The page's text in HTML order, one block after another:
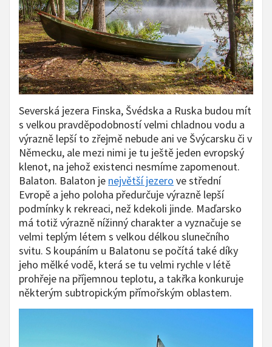
Severská jezera Finska, Švédska a Ruska budou mít
s velkou pravděpodobností velmi chladnou vodu a
výrazně lepší to zřejmě nebude ani ve Švýcarsku či v
Německu, ale mezi nimi je tu ještě jeden evropský
klenot, na jehož existenci nesmíme zapomenout.
Balaton. Balaton je největší jezero ve střední
Evropě a jeho poloha předurčuje výrazně lepší
podmínky k rekreaci, než kdekoli jinde. Maďarsko
má totiž výrazně nížinný charakter a vyznačuje se
velmi teplým létem s velkou délkou slunečního
svitu. S koupáním u Balatonu se počítá také díky
jeho mělké vodě, která se tu velmi rychle v létě
prohřeje na příjemnou teplotu, a takřka konkuruje
některým subtropickým přímořským oblastem.